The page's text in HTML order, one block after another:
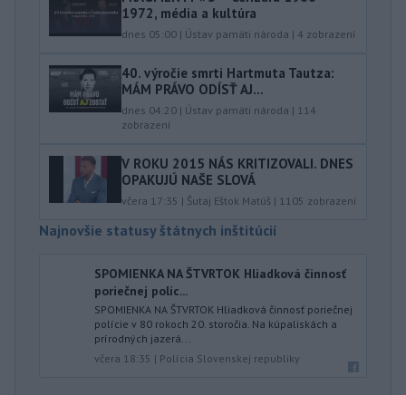
1972, média a kultúra
dnes 05:00 | Ústav pamäti národa | 4 zobrazení
40.⁠ ⁠výročie smrti Hartmuta Tautza:
MÁM PRÁVO ODÍSŤ AJ...
dnes 04:20 | Ústav pamäti národa | 114
zobrazení
V ROKU 2015 NÁS KRITIZOVALI. DNES
OPAKUJÚ NAŠE SLOVÁ
včera 17:35 | Šutaj Eštok Matúš | 1105 zobrazení
Najnovšie statusy štátnych inštitúcií
SPOMIENKA NA ŠTVRTOK Hliadková činnosť
poriečnej políc...
SPOMIENKA NA ŠTVRTOK Hliadková činnosť poriečnej
polície v 80 rokoch 20. storočia. Na kúpaliskách a
prírodných jazerá...
včera 18:35 | Polícia Slovenskej republiky